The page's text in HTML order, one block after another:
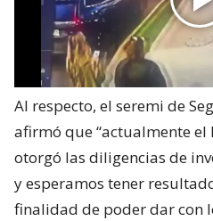
Al respecto, el seremi de
afirmó que “actualmente
otorgó las diligencias de
y esperamos tener
finalidad de poder dar con